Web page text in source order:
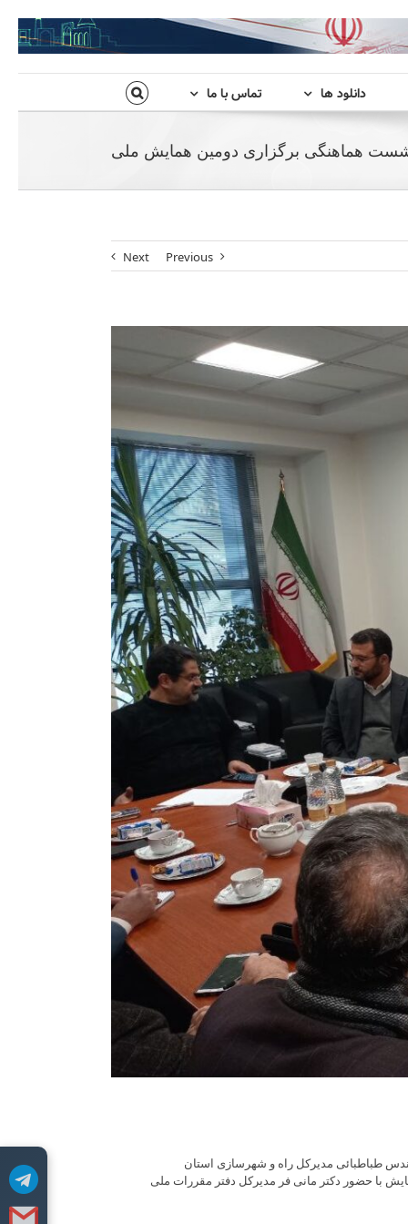
دانلود ها تماس با ما
هماهنگی برگزاری دومین همایش ملی
Previous
Next
طباطبائی مدیرکل راه و شهرسازی استان
با حضور دکتر مانی فر مدیرکل دفتر مقررات ملی